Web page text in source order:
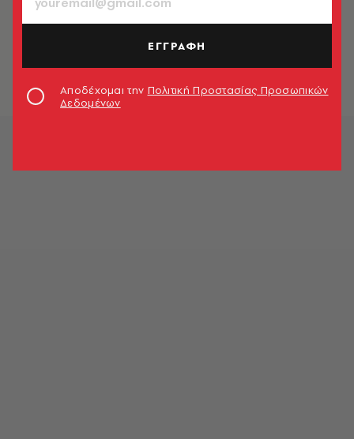
ΠΟΛΙΤΙΚΗ & ΟΙΚΟΝΟΜΙΑ
Ραγκούσης VS Μητσοτάκη για το
ντου των αντιεξουσιαστών στο Mall
Newsroom
ΕΓΓΡΑΦΗ
Αποδέχομαι την Πολιτική Προστασίας Προσωπικών
Δεδομένων